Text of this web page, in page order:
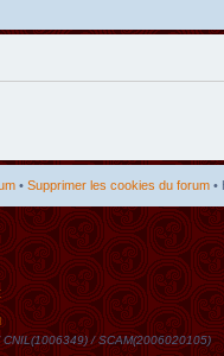
• Supprimer les cookies du forum •
/ SCAM(2006020105)